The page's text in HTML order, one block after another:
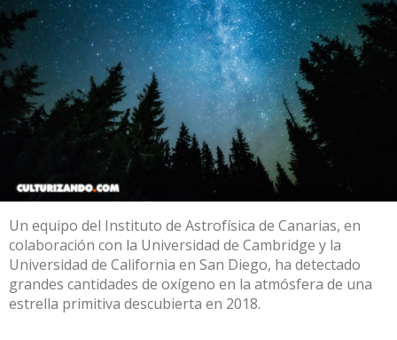
Un equipo del Instituto de Astrofísica de Canarias, en
colaboración con la Universidad de Cambridge y la
Universidad de California en San Diego, ha detectado
grandes cantidades de oxígeno en la atmósfera de una
estrella primitiva descubierta en 2018.